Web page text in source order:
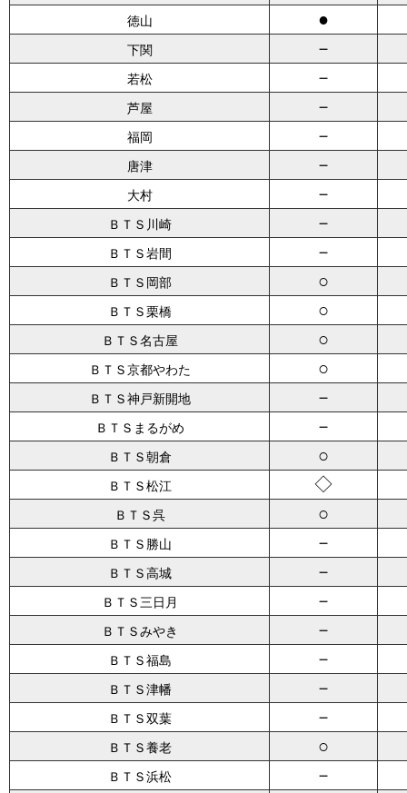
徳山 ●
下関 －
若松 －
芦屋 －
福岡 －
唐津 －
大村 －
ＢＴＳ川崎 －
ＢＴＳ岩間 －
ＢＴＳ岡部 ○
ＢＴＳ栗橋 ○
ＢＴＳ名古屋 ○
ＢＴＳ京都やわた ○
ＢＴＳ神戸新開地 －
ＢＴＳまるがめ －
ＢＴＳ朝倉 ○
ＢＴＳ松江 ◇
ＢＴＳ呉 ○
ＢＴＳ勝山 －
ＢＴＳ高城 －
ＢＴＳ三日月 －
ＢＴＳみやき －
ＢＴＳ福島 －
ＢＴＳ津幡 －
ＢＴＳ双葉 －
ＢＴＳ養老 ○
ＢＴＳ浜松 －